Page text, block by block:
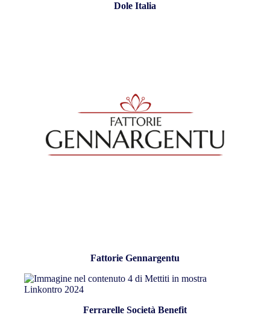
Dole Italia
Fattorie Gennargentu
Ferrarelle Società Benefit